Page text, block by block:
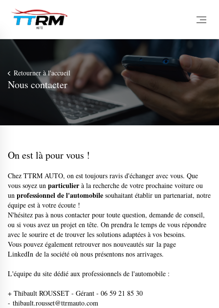
Retourner à l'accueil
Nous contacter
On est là pour vous !
Chez TTRM AUTO, on est toujours ravis d'échanger avec vous. Que
vous soyez un particulier à la recherche de votre prochaine voiture ou
un professionnel de l'automobile souhaitant établir un partenariat, notre
équipe est à votre écoute !
N'hésitez pas à nous contacter pour toute question, demande de conseil,
ou si vous avez un projet en tête. On prendra le temps de vous répondre
avec le sourire et de trouver les solutions adaptées à vos besoins.
Vous pouvez également retrouver nos nouveautés sur la page
LinkedIn de la société où nous présentons nos arrivages.
L'équipe du site dédié aux professionnels de l'automobile :
+ Thibault ROUSSET - Gérant - 06 59 21 85 30
- thibault.rousset@ttrmauto.com